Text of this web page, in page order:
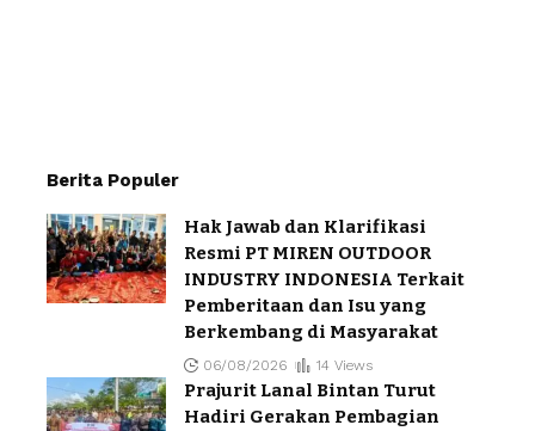
Berita Populer
Hak Jawab dan Klarifikasi
Resmi PT MIREN OUTDOOR
INDUSTRY INDONESIA Terkait
Pemberitaan dan Isu yang
Berkembang di Masyarakat
06/08/2026 14 Views
Prajurit Lanal Bintan Turut
Hadiri Gerakan Pembagian